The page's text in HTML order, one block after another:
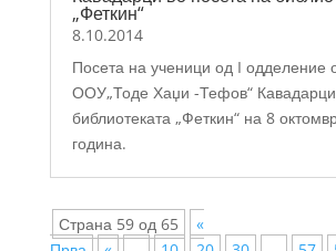
„Феткин“
8.10.2014
Посета на ученици од I одделение
ООУ„Тоде Хаџи -Тефов“
библиотеката „Феткин“ на 8
година.
Страна 59 од 65
«